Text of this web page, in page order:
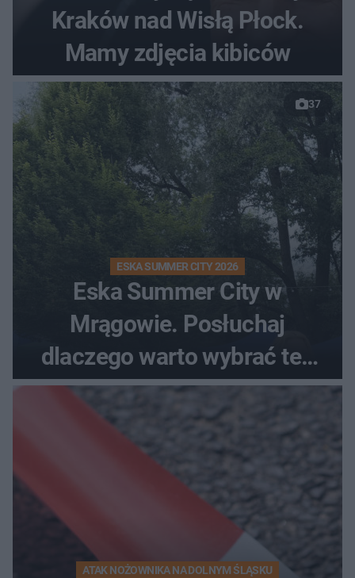
Kraków nad Wisłą Płock.
Mamy zdjęcia kibiców
37
ESKA SUMMER CITY 2026
Eska Summer City w
Mrągowie. Posłuchaj
dlaczego warto wybrać ten
kierunek na urlop!
ATAK NOŻOWNIKA NA DOLNYM ŚLĄSKU